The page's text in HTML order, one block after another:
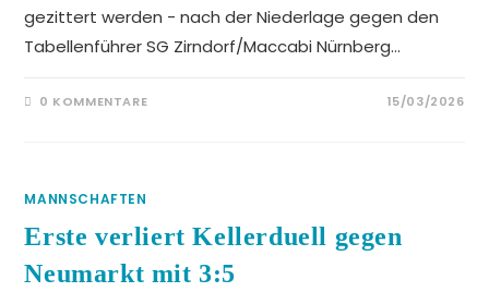
gezittert werden - nach der Niederlage gegen den
Tabellenführer SG Zirndorf/Maccabi Nürnberg…
0 KOMMENTARE 15/03/2026
MANNSCHAFTEN
Erste verliert Kellerduell gegen
Neumarkt mit 3:5